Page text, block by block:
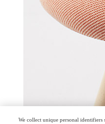
We collect unique personal